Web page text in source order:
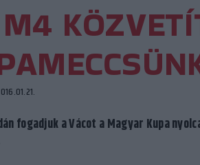
fogadjuk a Vácot a Magyar Kupa